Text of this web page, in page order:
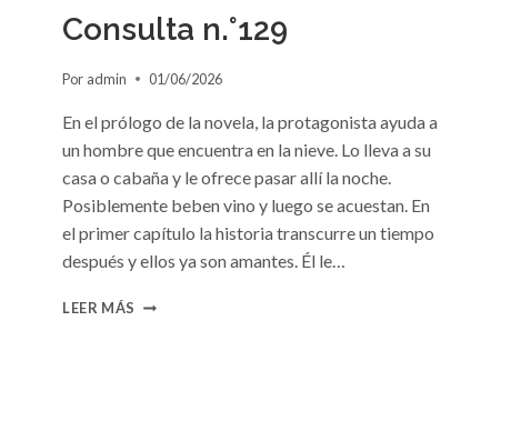
Consulta n.°129
Por admin 01/06/2026
En el prólogo de la novela, la protagonista ayuda a
un hombre que encuentra en la nieve. Lo lleva a su
casa o cabaña y le ofrece pasar allí la noche.
Posiblemente beben vino y luego se acuestan. En
el primer capítulo la historia transcurre un tiempo
después y ellos ya son amantes. Él le…
LEER MÁS CONSULTA